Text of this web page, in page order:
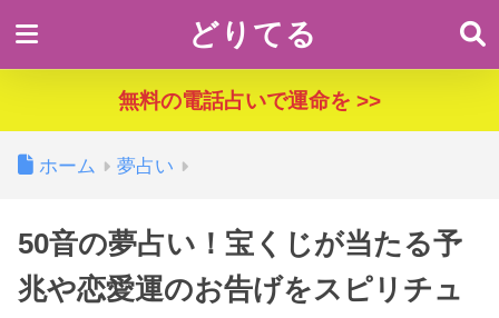
どりてる
無料の電話占いで運命を >>
ホーム 夢占い
50音の夢占い！宝くじが当たる予
兆や恋愛運のお告げをスピリチュ